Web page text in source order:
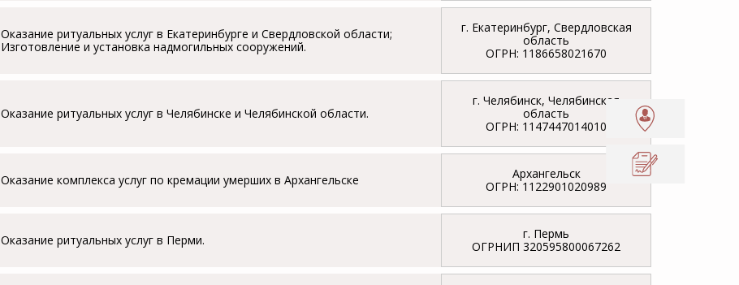
Оказание ритуальных услуг в Екатеринбурге и Свердловской области;
Изготовление и установка надмогильных сооружений.
г. Екатеринбург, Свердловская
область
ОГРН: 1186658021670
Оказание ритуальных услуг в Челябинске и Челябинской области.
г. Челябинск, Челябинская
область
ОГРН: 1147447014010
Оказание комплекса услуг по кремации умерших в Архангельске
Архангельск
ОГРН: 1122901020989
Оказание ритуальных услуг в Перми.
г. Пермь
ОГРНИП 320595800067262